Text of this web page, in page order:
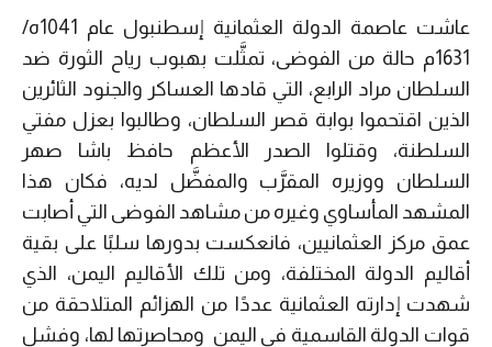
عاشت عاصمة الدولة العثمانية إسطنبول عام 1041ه/
1631م حالة من الفوضى، تمثَّلت بهبوب رياح الثورة ضد
السلطان مراد الرابع، التي قادها العساكر والجنود الثائرين
الذين اقتحموا بوابة قصر السلطان، وطالبوا بعزل مفتي
السلطنة، وقتلوا الصدر الأعظم حافظ باشا صهر
السلطان ووزيره المقرَّب والمفضَّل لديه، فكان هذا
المشهد المأساوي وغيره من مشاهد الفوضى التي أصابت
عمق مركز العثمانيين، فانعكست بدورها سلبًا على بقية
أقاليم الدولة المختلفة، ومن تلك الأقاليم اليمن، الذي
شهدت إدارته العثمانية عددًا من الهزائم المتلاحقة من
قوات الدولة القاسمية في اليمن ومحاصرتها لها، وفشل